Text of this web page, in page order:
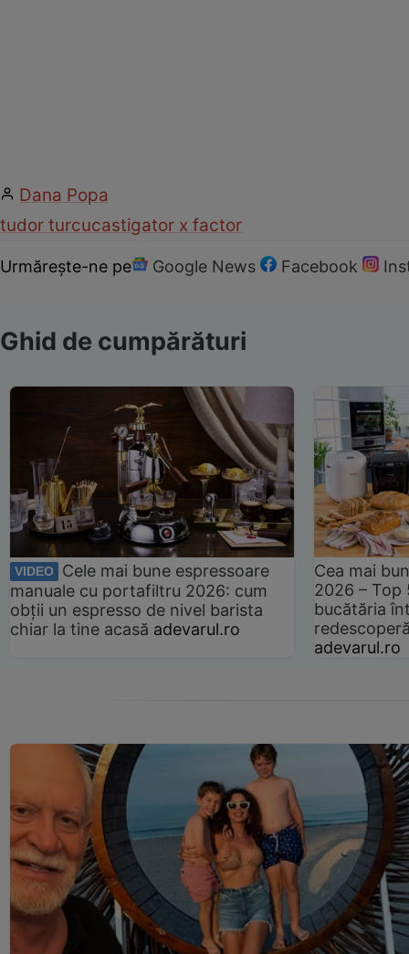
Dana Popa
tudor turcucastigator x factor
Urmărește-ne pe Google News Facebook
Ghid de cumpărături
VIDEO
Cele mai bune espressoare
manuale cu portafiltru 2026: cum
obții un espresso de nivel barista
chiar la tine acasă adevarul.ro
Cea mai
2026 –
bucătăria
adevarul.ro